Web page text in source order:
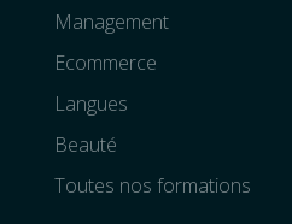
Management
Ecommerce
Langues
Beauté
Toutes nos formations